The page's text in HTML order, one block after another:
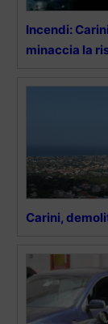
Incendi:
minaccia la
Carini,